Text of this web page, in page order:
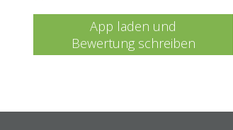
App laden und
Bewertung schreiben